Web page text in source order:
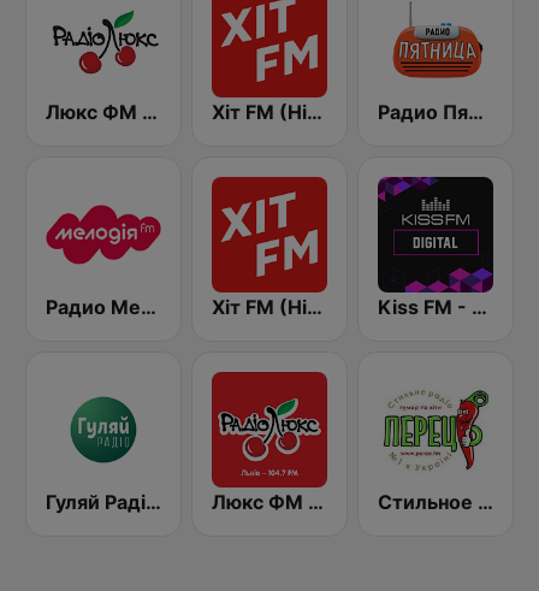
Люкс ФМ Україна - Lux FM Ukraine Хіт FM (Hit FM) - Best Радио Пятница (Pyatnica)
Радио Мелодия (Radio Melodia) Хіт FM (Hit FM) - Ukr Kiss FM - Digital (Кисc ФМ)
Гуляй Радіо (Guliay Radio) Люкс ФМ (Lux FM) Львів Стильное Радио - Перец ФМ (Stilnoe, perec fm)